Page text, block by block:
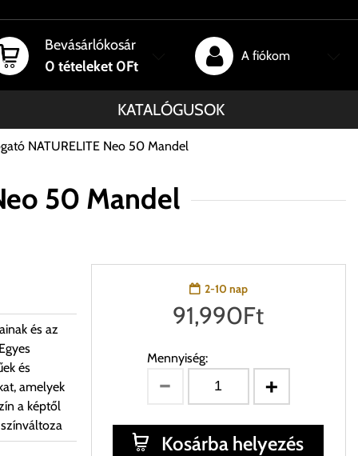
Bevásárlókosár
0 tételeket 0Ft
A fiókom
KATALÓGUSOK
NATURELITE Neo 50 Mandel
50 Mandel
és az
és
amelyek
a képtől
2-10 nap
91,990Ft
Mennyiség:
Kosárba helyezés